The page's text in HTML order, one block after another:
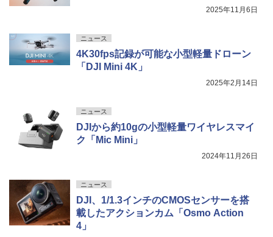
2025年11月6日
ニュース
4K30fps記録が可能な小型軽量ドローン
「DJI Mini 4K」
2025年2月14日
ニュース
DJIから約10gの小型軽量ワイヤレスマイ
ク「Mic Mini」
2024年11月26日
ニュース
DJI、1/1.3インチのCMOSセンサーを搭
載したアクションカム「Osmo Action
4」